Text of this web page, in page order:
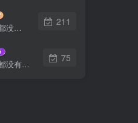
这家伙很懒，什么都没有写...
211
这家伙很懒，什么都没有写...
75